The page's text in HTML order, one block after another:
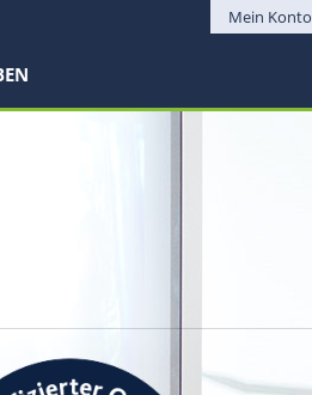
Mein Konto